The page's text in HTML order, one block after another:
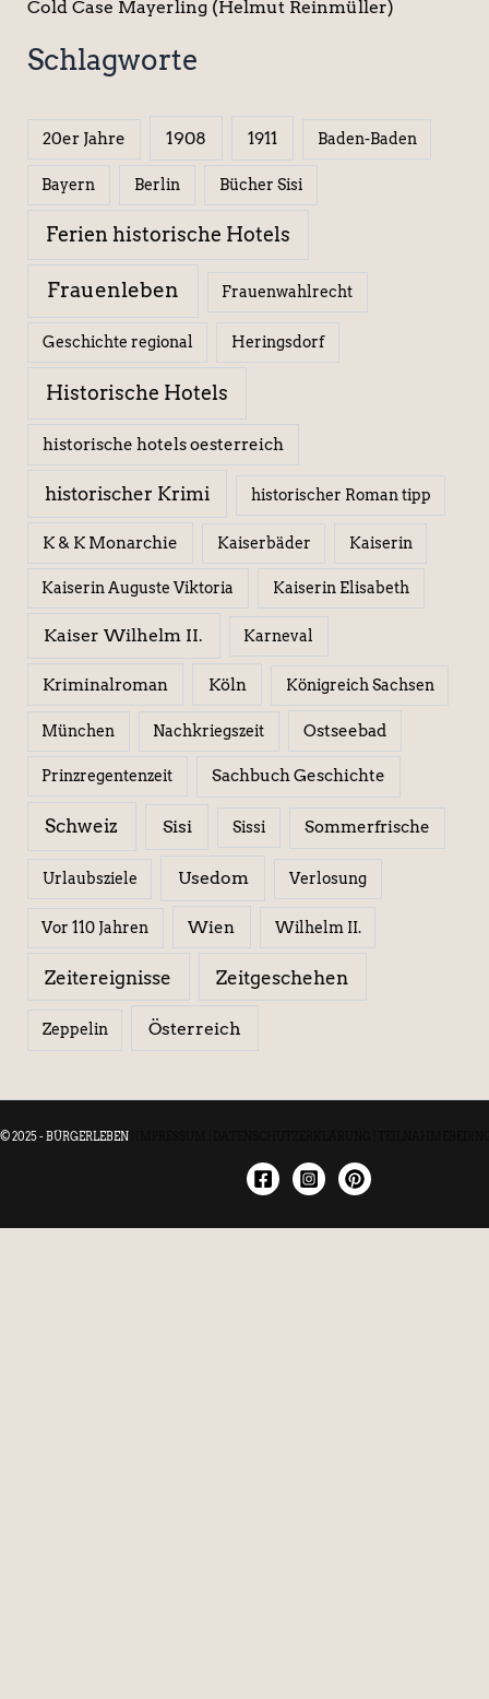
Cold Case Mayerling (Helmut Reinmüller)
Schlagworte
20er Jahre 1908 1911 Baden-Baden
Bayern Berlin Bücher Sisi
Ferien historische Hotels
Frauenleben Frauenwahlrecht
Geschichte regional Heringsdorf
Historische Hotels
historische hotels oesterreich
historischer Krimi historischer Roman tipp
K & K Monarchie Kaiserbäder Kaiserin
Kaiserin Auguste Viktoria Kaiserin Elisabeth
Kaiser Wilhelm II. Karneval
Kriminalroman Köln Königreich Sachsen
München Nachkriegszeit Ostseebad
Prinzregentenzeit Sachbuch Geschichte
Schweiz Sisi Sissi Sommerfrische
Urlaubsziele Usedom Verlosung
Vor 110 Jahren Wien Wilhelm II.
Zeitereignisse Zeitgeschehen
Zeppelin Österreich
© 2025 - BÜRGERLEBEN